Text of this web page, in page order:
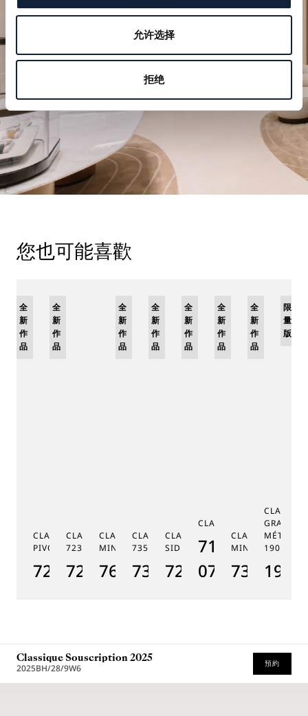
允许选择
拒绝
預約參觀
您也可能喜歡
CLASSIQUE RÉGULATEUR À
PIVOT MAGNÉTIQUE 7225
7225BH/0H/9V6
全
新
作
品
CLASSIQUE PHASE DE LUNE
7235
7235BH/0H/9V6
全
新
作
品
CLASSIQUE RÉPÉTITION
MINUTES 7637
7637BB/2Y/9ZU
CLASSIQUE TOURBILLON
7357
7357BH/1H/386
全
新
作
品
CLASSIQUE TOURBILLON
SIDÉRAL 7255
7255PT/2N/9VU
全
新
作
品
CLASSIQUE 7185
7185BH/159/
07
全
新
作
品
CLASSIQUE
MINUTES 7365
7365BH/
全
新
作
品
GRANDE
MÉTIERS
1905
全
新
作
品
限
量
版
Classique Souscription 2025
2025BH/28/9W6 預約